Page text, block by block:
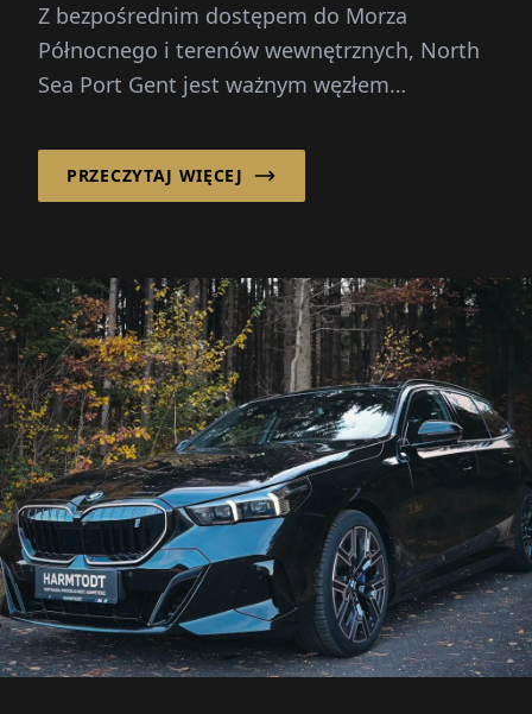
Z bezpośrednim dostępem do Morza
Północnego i terenów wewnętrznych, North
Sea Port Gent jest ważnym węzłem
siedziba Gadot Belgi...
PRZECZYTAJ WIĘCEJ